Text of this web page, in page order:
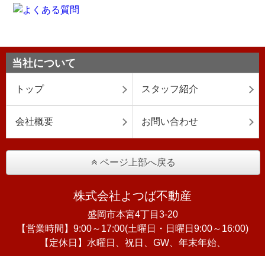
当社について
トップ スタッフ紹介
会社概要 お問い合わせ
ページ上部へ戻る
株式会社よつば不動産
盛岡市本宮4丁目3-20
【営業時間】9:00～17:00(土曜日・日曜日9:00～16:00)
【定休日】水曜日、祝日、GW、年末年始、